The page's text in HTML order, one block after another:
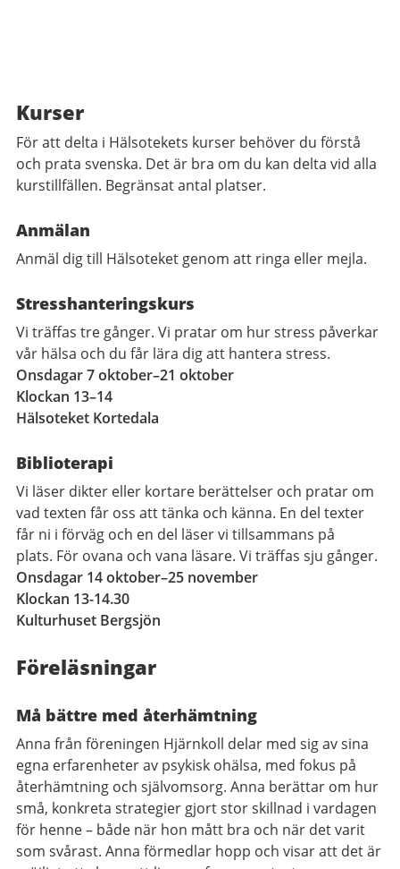
Kurser
För att delta i Hälsotekets kurser behöver du förstå
och prata svenska. Det är bra om du kan delta vid alla
kurstillfällen. Begränsat antal platser.
Anmälan
Anmäl dig till Hälsoteket genom att ringa eller mejla.
Stresshanteringskurs
Vi träffas tre gånger. Vi pratar om hur stress påverkar
vår hälsa och du får lära dig att hantera stress.
Onsdagar 7 oktober–21 oktober
Klockan 13–14
Hälsoteket Kortedala
Biblioterapi
Vi läser dikter eller kortare berättelser och pratar om
vad texten får oss att tänka och känna. En del texter
får ni i förväg och en del läser vi tillsammans på
plats. För ovana och vana läsare. Vi träffas sju gånger.
Onsdagar 14 oktober–25 november
Klockan 13-14.30
Kulturhuset Bergsjön
Föreläsningar
Må bättre med återhämtning
Anna från föreningen Hjärnkoll delar med sig av sina
egna erfarenheter av psykisk ohälsa, med fokus på
återhämtning och självomsorg. Anna berättar om hur
små, konkreta strategier gjort stor skillnad i vardagen
för henne – både när hon mått bra och när det varit
som svårast. Anna förmedlar hopp och visar att det är